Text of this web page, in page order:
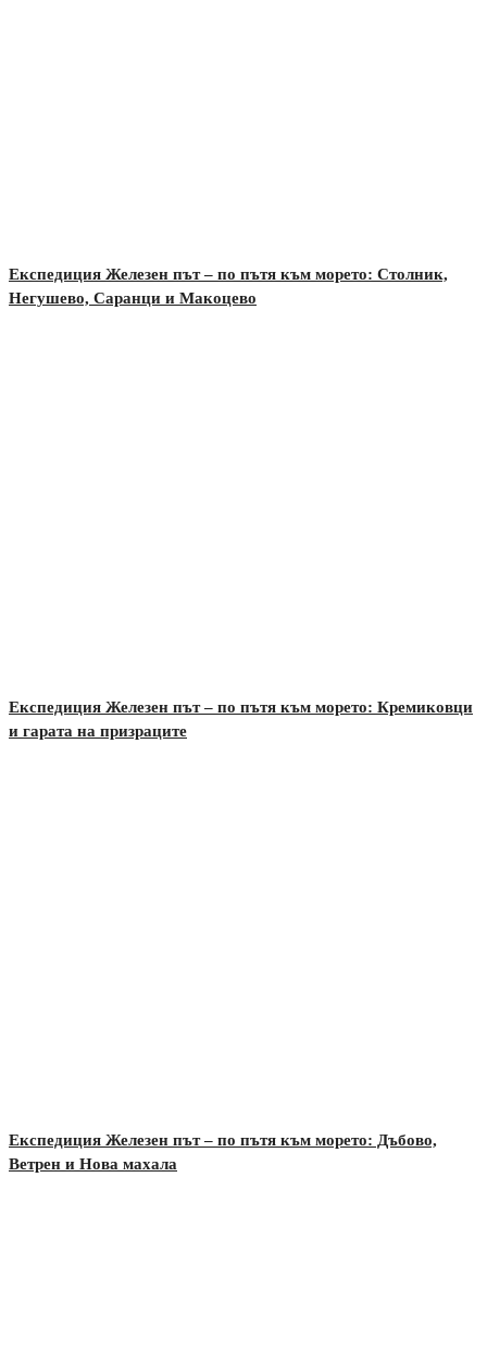
Експедиция Железен път – по пътя към морето: Столник,
Негушево, Саранци и Макоцево
Експедиция Железен път – по пътя към морето: Кремиковци
и гарата на призраците
Експедиция Железен път – по пътя към морето: Дъбово,
Ветрен и Нова махала